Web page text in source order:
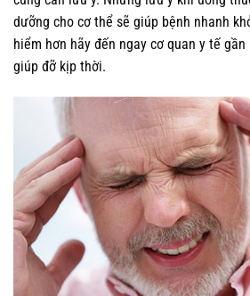
dưỡng cho cơ thể sẽ giúp bệnh nhanh
hiểm hơn hãy đến ngay cơ quan y tế
giúp đỡ kịp thời.